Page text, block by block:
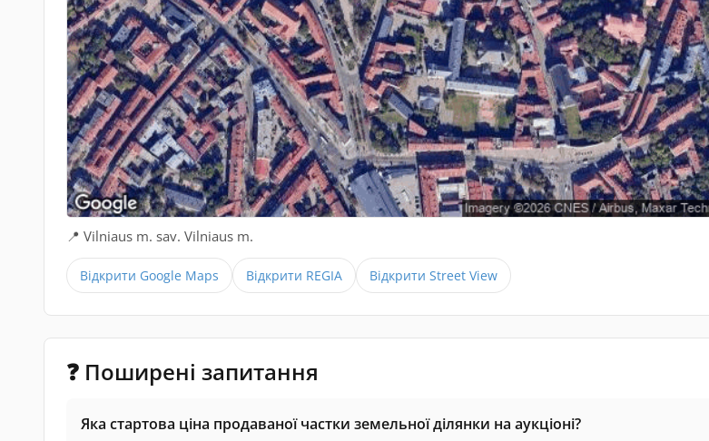
📍 Vilniaus m. sav. Vilniaus m.
Відкрити Google Maps Відкрити REGIA Відкрити Street View
❓ Поширені запитання
Яка стартова ціна продаваної частки земельної ділянки на аукціоні?